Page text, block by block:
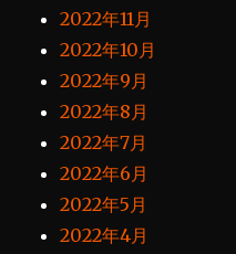
2022年11月
2022年10月
2022年9月
2022年8月
2022年7月
2022年6月
2022年5月
2022年4月